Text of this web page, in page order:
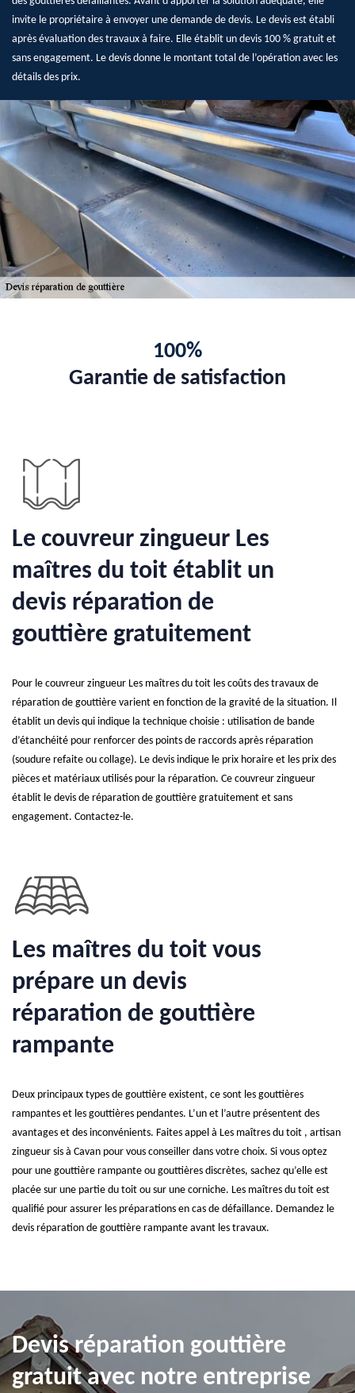
invite le propriétaire à envoyer une demande de devis. Le devis est établi
après évaluation des travaux à faire. Elle établit un devis 100 % gratuit et
sans engagement. Le devis donne le montant total de l’opération avec les
détails des prix.
100%
Garantie de satisfaction
Le couvreur zingueur Les
maîtres du toit établit un
devis réparation de
gouttière gratuitement
Pour le couvreur zingueur Les maîtres du toit les coûts des travaux de
réparation de gouttière varient en fonction de la gravité de la situation. Il
établit un devis qui indique la technique choisie : utilisation de bande
d’étanchéité pour renforcer des points de raccords après réparation
(soudure refaite ou collage). Le devis indique le prix horaire et les prix des
pièces et matériaux utilisés pour la réparation. Ce couvreur zingueur
établit le devis de réparation de gouttière gratuitement et sans
engagement. Contactez-le.
Les maîtres du toit vous
prépare un devis
réparation de gouttière
rampante
Deux principaux types de gouttière existent, ce sont les gouttières
rampantes et les gouttières pendantes. L’un et l’autre présentent des
avantages et des inconvénients. Faites appel à Les maîtres du toit , artisan
zingueur sis à Cavan pour vous conseiller dans votre choix. Si vous optez
pour une gouttière rampante ou gouttières discrètes, sachez qu’elle est
placée sur une partie du toit ou sur une corniche. Les maîtres du toit est
qualifié pour assurer les préparations en cas de défaillance. Demandez le
devis réparation de gouttière rampante avant les travaux.
Devis réparation gouttière
gratuit avec notre entreprise